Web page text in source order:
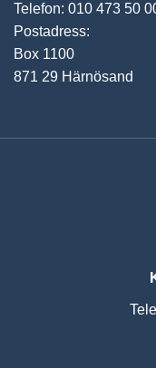
Telefon: 010 473 50
Postadress:
Box 1100
871 29 Härnösand